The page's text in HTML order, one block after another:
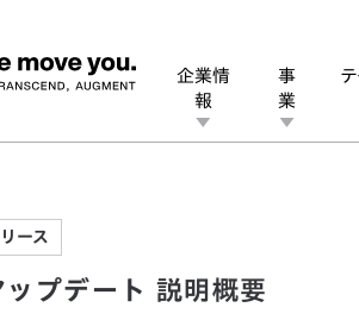
企業情
報
ヒストリー
事
業
マリン
オープンイノベーション
社会
株式・債券情報
2026 ビジネスアップデート 説明概要
ース
プデート 説明概要